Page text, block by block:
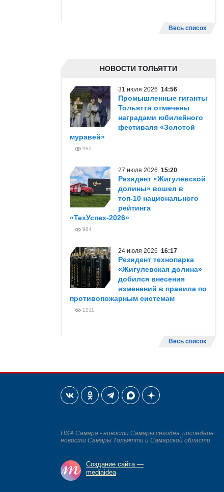
Весь список
НОВОСТИ ТОЛЬЯТТИ
31 июля 2026 14:56
Промышленные гиганты
Тольятти отмечены
наградами юбилейного
фестиваля «Золотой
муравей»
982
27 июля 2026 15:20
Резидент «Жигулевской
долины» вошел в
топ-10 национального
рейтинга
«ТехУспех-2026»
984
24 июля 2026 16:17
Резидент технопарка
«Жигулевская долина»
добился внесения
изменений в правила по
противопожарным системам
1211
Весь список
НИА Самара - новости Самары сегодня, последние
новости Самары Тольятти и Самарской области
Создание сайта —
mediaidea